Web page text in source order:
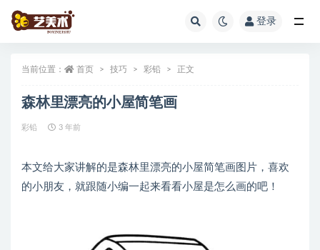
登录
当前位置： 首页 技巧 彩铅 正文
森林里漂亮的小屋简笔画
彩铅 3 年前
本文给大家讲解的是森林里漂亮的小屋简笔画图片，喜欢
的小朋友，就跟随小编一起来看看小屋是怎么画的吧！